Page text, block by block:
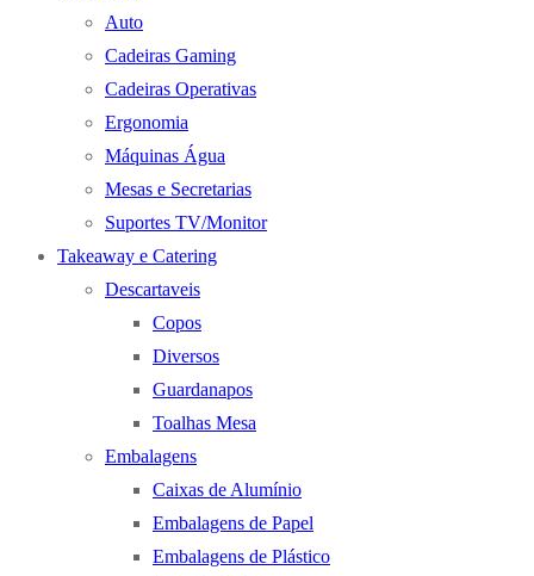
Auto
Cadeiras Gaming
Cadeiras Operativas
Ergonomia
Máquinas Água
Mesas e Secretarias
Suportes TV/Monitor
Takeaway e Catering
Descartaveis
Copos
Diversos
Guardanapos
Toalhas Mesa
Embalagens
Caixas de Alumínio
Embalagens de Papel
Embalagens de Plástico